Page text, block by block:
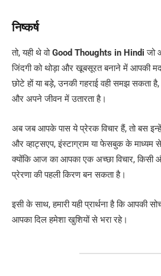
निष्कर्ष
तो, यही थे वोGood Thoughts in Hindi जो
जिंदगी को थोड़ा और खूबसूरत बनाने में आपकी
छोटे हों या बड़े, उनकी गहराई वही समझ सकता
और अपने जीवन में उतारता है।
अब जब आपके पास ये प्रेरक विचार हैं, तो बस
और व्हाट्सएप, इंस्टाग्राम या फेसबुक के माध्यम
क्योंकि आज का आपका एक अच्छा विचार,
प्रेरणा की पहली किरण बन सकता है।
इसी के साथ, हमारी यही प्रार्थना है कि आपकी
आपका दिल हमेशा खुशियों से भरा रहे।